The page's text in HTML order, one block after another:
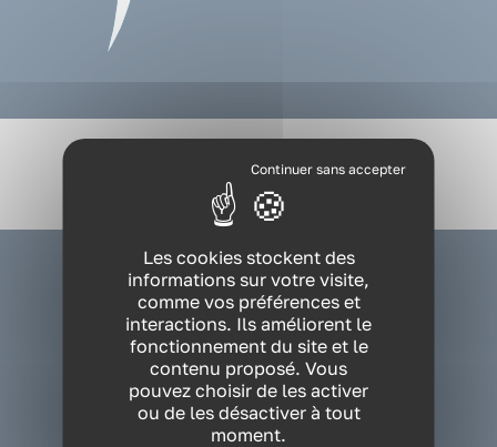
VOUS ÊTES ?
NOS EXPERTISES
NOS FORMATIONS
RESSOURCES
Les cookies stockent des
informations sur votre visite,
comme vos préférences et
interactions. Ils améliorent le
fonctionnement du site et le
contenu proposé. Vous
pouvez choisir de les activer
ou de les désactiver à tout
moment.